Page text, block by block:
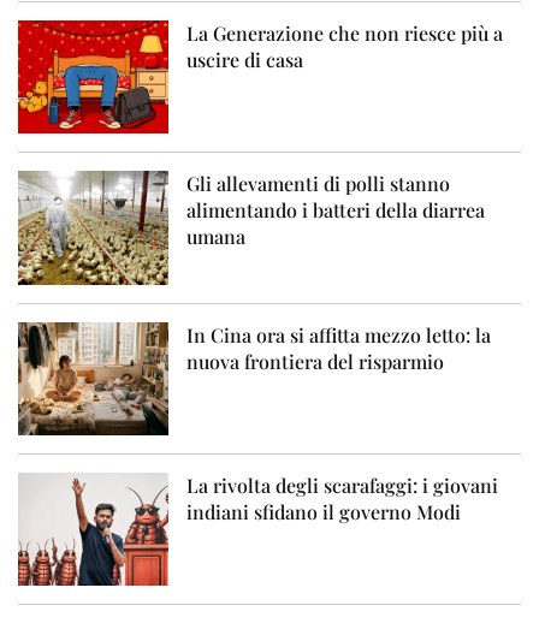
La Generazione che non riesce più a
uscire di casa
Gli allevamenti di polli stanno
alimentando i batteri della diarrea
umana
In Cina ora si affitta mezzo letto: la
nuova frontiera del risparmio
La rivolta degli scarafaggi: i giovani
indiani sfidano il governo Modi